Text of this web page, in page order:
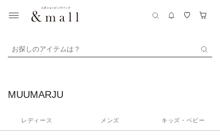
お探しのアイテムは？
MUUMARJU
レディース メンズ キッズ・ベビー